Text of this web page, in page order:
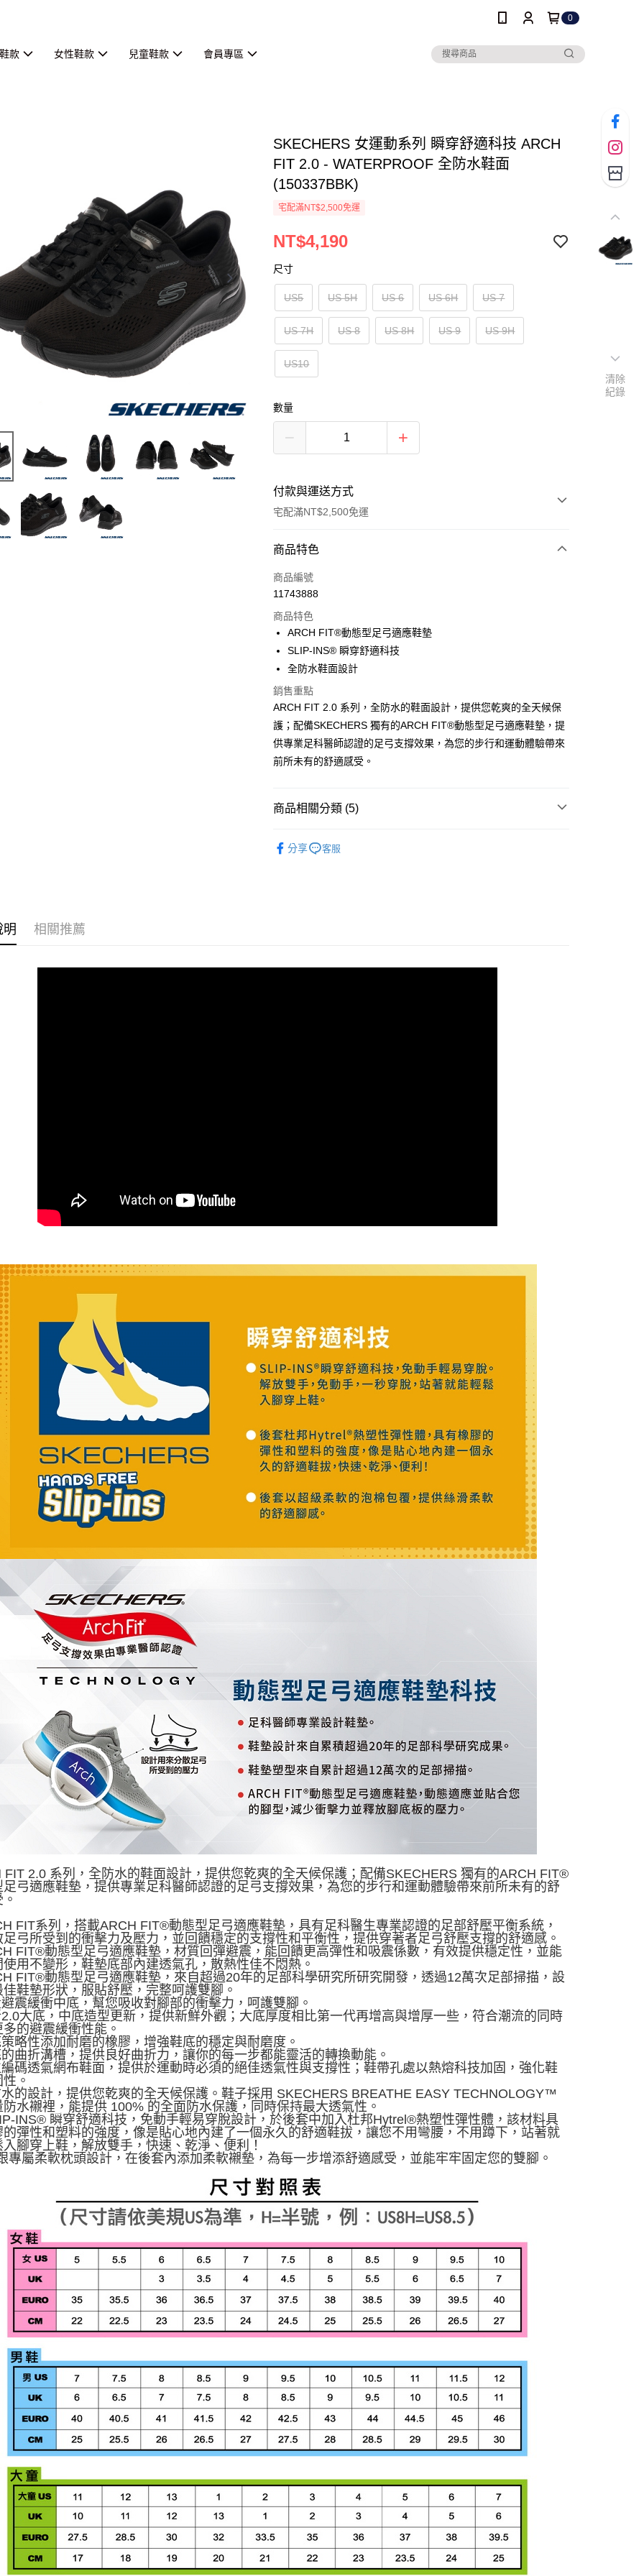
0
款 女性鞋款 兒童鞋款 會員專區
SKECHERS 女運動系列 瞬穿舒適科技 ARCH
FIT 2.0 - WATERPROOF 全防水鞋面
(150337BBK)
宅配滿NT$2,500免運
NT$4,190
尺寸
US5 US 5H US 6 US 6H US 7
US 7H US 8 US 8H US 9 US 9H
US10
數量
付款與運送方式
宅配滿NT$2,500免運
付款方式
信用卡一次付款
大哥付你分期
相關說明
1.本服務由台灣大哥大提供，台灣大哥大用戶可立即使用無須另外申請。
2.付款方式選擇「大哥付你分期」，訂單成立後會自動跳轉到大哥付的交易
流程，驗證手機門號後，選擇欲分期的期數、繳款截止日，確認付款後即
完成交易。
3.實際核准額度、可分期數及費用金額請依後續交易確認頁面所載為準。
4.訂單成立30分鐘內，如未前往確認交易或遇審核未通過，訂單將自動取
消。如遇「轉專審核」未通過狀況，表示未達大哥付你分期系統評分，恕
無法說明評估內容。
醒簡訊。
2.透過簡訊連結打開帳單後，可選擇「超商條碼／台灣大直營門市／銀行轉
【注意事項】
ATM付款
宅配
每筆NT$100，滿NT$2,500(含以上)免運費
商品特色
商品編號
11743888
商品特色
ARCH FIT®動態型足弓適應鞋墊
SLIP-INS® 瞬穿舒適科技
全防水鞋面設計
銷售重點
ARCH FIT 2.0 系列，全防水的鞋面設計，提供您乾爽的全天候保
護；配備SKECHERS 獨有的ARCH FIT®動態型足弓適應鞋墊，提
供專業足科醫師認證的足弓支撐效果，為您的步行和運動體驗帶來
前所未有的舒適感受。
商品相關分類 (5)
分享 客服
明 相關推薦
FIT 2.0 系列，全防水的鞋面設計，提供您乾爽的全天候保護；配備SKECHERS 獨有的ARCH FIT®
足弓適應鞋墊，提供專業足科醫師認證的足弓支撐效果，為您的步行和運動體驗帶來前所未有的舒
FIT系列，搭載ARCH FIT®動態型足弓適應鞋墊，具有足科醫生專業認證的足部舒壓平衡系統，
足弓所受到的衝擊力及壓力，並回饋穩定的支撐性和平衡性，提供穿著者足弓舒壓支撐的舒適感。
FIT®動態型足弓適應鞋墊，材質回彈避震，能回饋更高彈性和吸震係數，有效提供穩定性，並能
使用不變形，鞋墊底部內建透氣孔，散熱性佳不悶熱。
FIT®動態型足弓適應鞋墊，來自超過20年的足部科學研究所研究開發，透過12萬次足部掃描，設
鞋墊形狀，服貼舒壓，完整呵護雙腳。
震緩衝中底，幫您吸收對腳部的衝擊力，呵護雙腳。
大底，中底造型更新，提供新鮮外觀；大底厚度相比第一代再增高與增厚一些，符合潮流的同時
的避震緩衝性能。
略性添加耐磨的橡膠，增強鞋底的穩定與耐磨度。
曲折溝槽，提供良好曲折力，讓你的每一步都能靈活的轉換動能。
碼透氣網布鞋面，提供於運動時必須的絕佳透氣性與支撐性；鞋帶孔處以熱熔科技加固，強化鞋
。
的設計，提供您乾爽的全天候保護。鞋子採用 SKECHERS BREATHE EASY TECHNOLOGY™
防水襯裡，能提供 100% 的全面防水保護，同時保持最大透氣性。
INS® 瞬穿舒適科技，免動手輕易穿脫設計，於後套中加入杜邦Hytrel®熱塑性彈性體，該材料具
的彈性和塑料的強度，像是貼心地內建了一個永久的舒適鞋拔，讓您不用彎腰，不用蹲下，站著就
腳穿上鞋，解放雙手，快速、乾淨、便利！
專屬柔軟枕頭設計，在後套內添加柔軟襯墊，為每一步增添舒適感受，並能牢牢固定您的雙腳。
清除
紀錄